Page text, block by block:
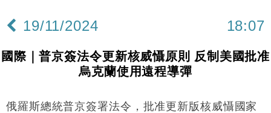
11:12
國際｜特朗普料美伊戰事快結束 承認部分彈藥庫存緊
15:59
財經｜SA售股自救後再出手 斥4億美元押注未上市公
47仙
19/11/2024 18:07
國際｜普京簽法令更新核威懾原則 反制美國批准
烏克蘭使用遠程導彈
俄羅斯總統普京簽署法令，批准更新版核威懾國家